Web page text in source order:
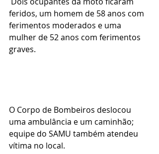
feridos, um homem de 58 anos com
ferimentos moderados e uma
mulher de 52 anos com ferimentos
graves.
O Corpo de Bombeiros deslocou
uma ambulância e um caminhão;
equipe do SAMU também atendeu
vítima no local.